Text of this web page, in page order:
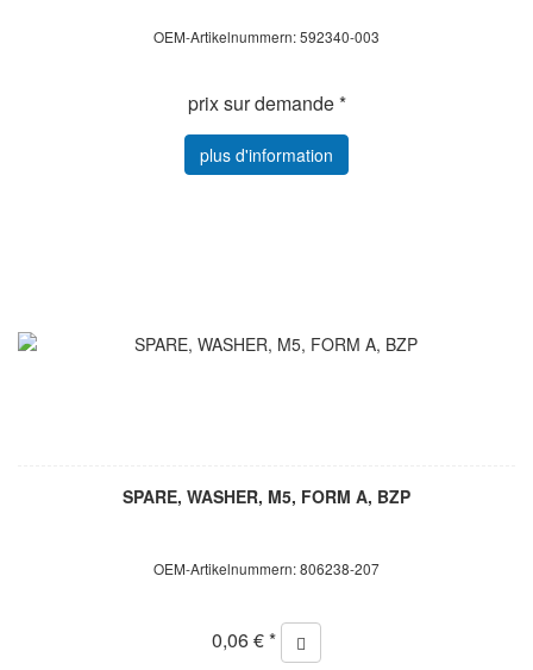
OEM-Artikelnummern: 592340-003
prix sur demande *
plus d'information
SPARE, WASHER, M5, FORM A, BZP
OEM-Artikelnummern: 806238-207
0,06 € *